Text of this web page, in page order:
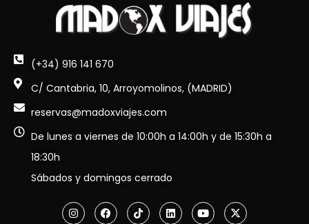
(+34) 916 141 670
C/ Cantabria, 10, Arroyomolinos, (MADRID)
reservas@madoxviajes.com
De lunes a viernes de 10:00h a 14:00h y de 15:30h a
18:30h
Sábados y domingos cerrado